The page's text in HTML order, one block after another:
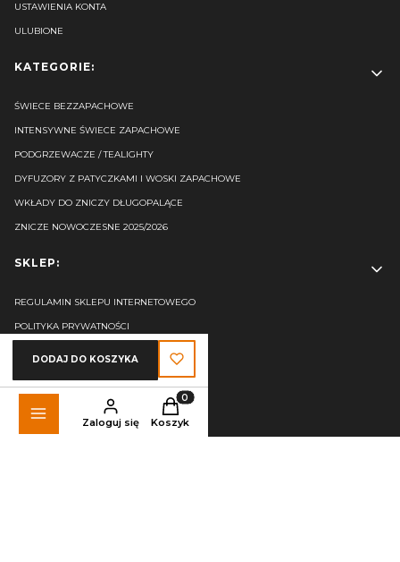
USTAWIENIA KONTA
ULUBIONE
KATEGORIE:
ŚWIECE BEZZAPACHOWE
INTENSYWNE ŚWIECE ZAPACHOWE
PODGRZEWACZE / TEALIGHTY
DYFUZORY Z PATYCZKAMI I WOSKI ZAPACHOWE
WKŁADY DO ZNICZY DŁUGOPALĄCE
ZNICZE NOWOCZESNE 2025/2026
SKLEP:
REGULAMIN SKLEPU INTERNETOWEGO
POLITYKA PRYWATNOŚCI
ODSTĄP OD UMOWY TUTAJ
NUTY ZAPACHOWE - INFORMACJE
DODAJ DO KOSZYKA
Zaloguj się
Produkty w koszyku: 0. Zobacz
Koszyk